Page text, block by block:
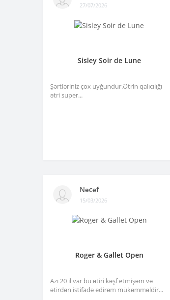
27/07/2026
Sisley Soir de Lune
Şərtləriniz çox uyğundur.Ətrin qalıcılığı
ətri super...
Nəcəf
15/03/2026
Roger & Gallet Open
Azı 20 il var bu ətiri kəşf etmişəm və
ətirdən istifadə edirəm mükəmməldir...